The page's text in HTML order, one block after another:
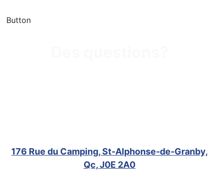
Button
176 Rue du Camping, St-Alphonse-de-Granby,
Qc, J0E 2A0